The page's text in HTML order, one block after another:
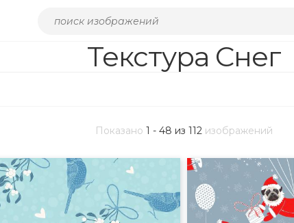
Текстура Снег
Показано 1 - 48 из 112 изображений